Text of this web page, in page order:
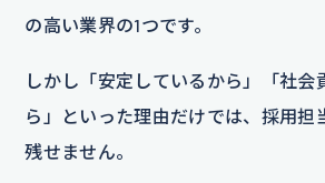
の高い業界の1つです。
しかし「安定しているから」「社会
ら」といった理由だけでは、採用担
残せません。